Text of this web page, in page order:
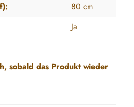
80 cm
Ja
sobald das Produkt wieder